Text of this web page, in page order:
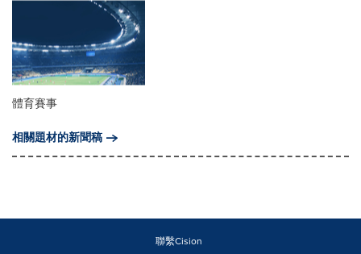
體育賽事
相關題材的新聞稿
聯繫Cision